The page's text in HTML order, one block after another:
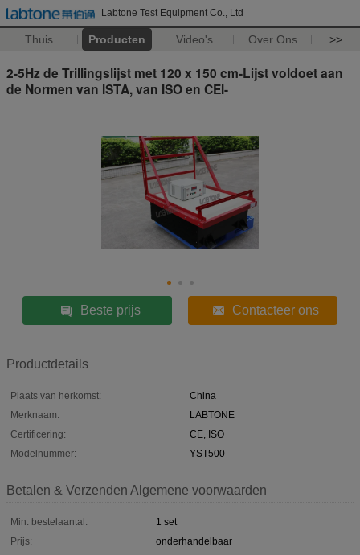
Labtone Test Equipment Co., Ltd
Thuis Producten Video's Over Ons >>
2-5Hz de Trillingslijst met 120 x 150 cm-Lijst voldoet aan
de Normen van ISTA, van ISO en CEI-
Beste prijs Contacteer ons
Productdetails
Plaats van herkomst:
China
Merknaam:
LABTONE
Certificering:
CE, ISO
Modelnummer:
YST500
Betalen & Verzenden Algemene voorwaarden
Min. bestelaantal:
1 set
Prijs:
onderhandelbaar